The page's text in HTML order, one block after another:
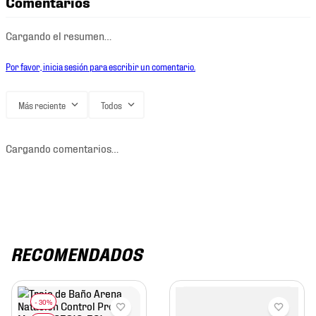
Cargando el resumen…
Por favor, inicia sesión para escribir un comentario.
Más reciente Todos
Cargando comentarios…
RECOMENDADOS